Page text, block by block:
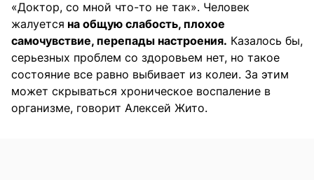
«Доктор, со мной что-то не так». Человек
жалуется на общую слабость, плохое
самочувствие, перепады настроения. Казалось бы,
серьезных проблем со здоровьем нет, но такое
состояние все равно выбивает из колеи. За этим
может скрываться хроническое воспаление в
организме, говорит Алексей Жито.